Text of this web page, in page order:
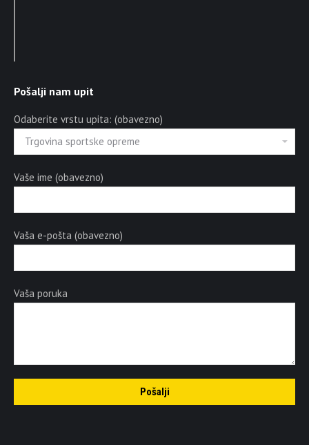
Pošalji nam upit
Odaberite vrstu upita: (obavezno)
Vaše ime (obavezno)
Vaša e-pošta (obavezno)
Vaša poruka